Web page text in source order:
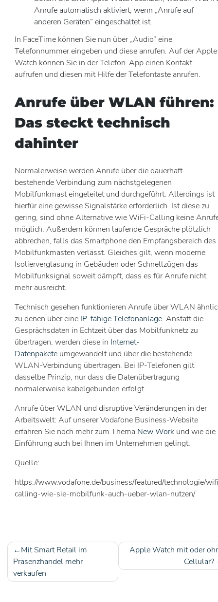
Anrufe automatisch aktiviert, wenn „Anrufe auf
anderen Geräten” eingeschaltet ist.
In FaceTime können Sie nun über „Audio” eine
Telefonnummer eingeben und diese anrufen. Auf der Apple
Watch können Sie in der Telefon-App einen Kontakt
aufrufen und diesen mit Hilfe der Telefontaste anrufen.
Anrufe über WLAN führen:
Das steckt technisch
dahinter
Normalerweise werden Anrufe über die dauerhaft
bestehende Verbindung zum nächstgelegenen
Mobilfunkmast eingeleitet und durchgeführt. Allerdings ist
hierfür eine gewisse Signalstärke erforderlich. Ist diese zu
gering, sind ohne Alternative wie WiFi-Calling keine
möglich. Außerdem können laufende Gespräche plötzlich
abbrechen, falls das Smartphone den Empfangsbereich des
Mobilfunkmasten verlässt. Gleiches gilt, wenn moderne
Isolierverglasung in Gebäuden oder Schnellzügen das
Mobilfunksignal soweit dämpft, dass es für Anrufe nicht
mehr ausreicht.
Technisch gesehen funktionieren Anrufe über WLAN
zu denen über eine IP-fähige Telefonanlage. Anstatt die
Gesprächsdaten in Echtzeit über das Mobilfunknetz zu
übertragen, werden diese in Internet-
Datenpakete umgewandelt und über die bestehende
WLAN-Verbindung übertragen. Bei IP-Telefonen gilt
dasselbe Prinzip, nur dass die Datenübertragung
normalerweise kabelgebunden erfolgt.
Anrufe über WLAN und disruptive Veränderungen in der
Arbeitswelt: Auf unserer Vodafone Business-Website
erfahren Sie noch mehr zum Thema New Work und wie die
Einführung auch bei Ihnen im Unternehmen gelingt.
Quelle:
https://www.vodafone.de/business/featured/technologie/
calling-wie-sie-mobilfunk-auch-ueber-wlan-nutzen/
Beitragsnavigation
Mit Smart Retail im
Präsenzhandel mehr
verkaufen
Apple Watch mit oder
Cellular?